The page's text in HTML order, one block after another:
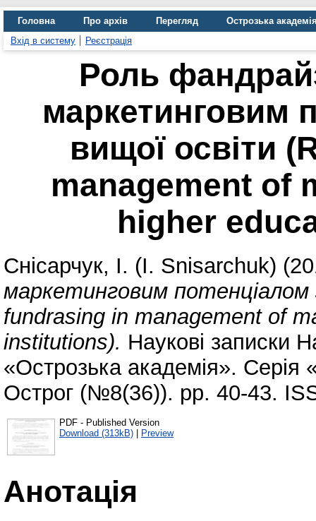
Головна Про архів Перегляд
Острозька
Вхід в систему
Реєстрація
Роль
маркетинговим
вищої освіти
management of
higher
Снісарчук, І. (I. Snisarchuk)
маркетинговим потенціалом
fundrasing in management of
institutions). Наукові записки
«Острозька академія». Серія
Острог (№8(36)). pp. 40-43.
PDF - Published Version
Download (313kB) | Preview
Анотація